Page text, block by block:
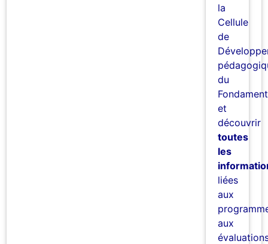
la
Cellule
de
du
et
découvrir
toutes
les
liées
aux
aux